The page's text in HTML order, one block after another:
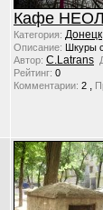
Кафе
Категория: Донецк
Описание: Шкуры
Автор: C.Latrans
Рейтинг: 0
Комментарии: 2 ,